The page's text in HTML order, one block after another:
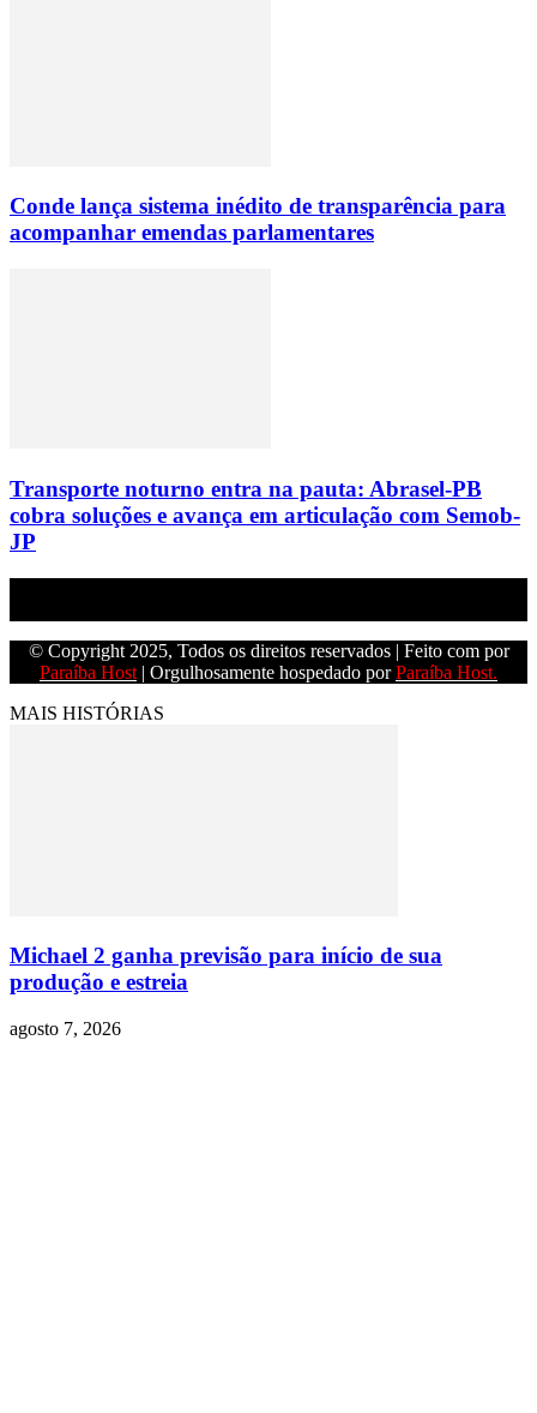
Conde lança sistema inédito de transparência para
acompanhar emendas parlamentares
Transporte noturno entra na pauta: Abrasel-PB
cobra soluções e avança em articulação com Semob-
JP
© Copyright 2025, Todos os direitos reservados | Feito com por
Paraíba Host | Orgulhosamente hospedado porParaíba Host.
MAIS HISTÓRIAS
Michael 2 ganha previsão para início de sua
produção e estreia
agosto 7, 2026